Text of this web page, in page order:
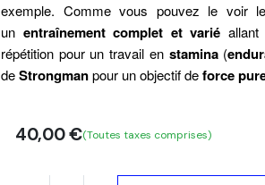
exemple. Comme vous pouvez le voir
un entraînement complet et varié allant
répétition pour un travail en stamina (
deStrongmanpour un objectif deforce
40,00€(Toutes taxes comprises)